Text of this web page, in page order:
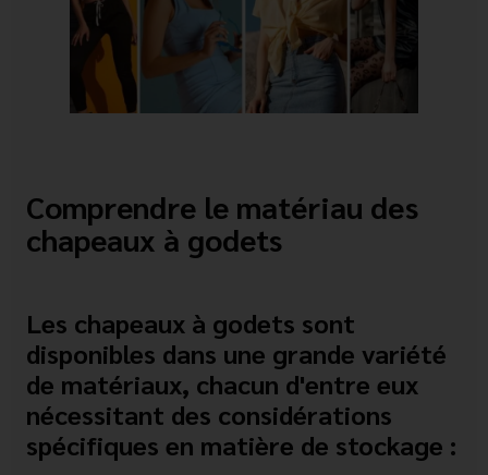
Comprendre le matériau des
chapeaux à godets
Les chapeaux à godets sont
disponibles dans une grande variété
de matériaux, chacun d'entre eux
nécessitant des considérations
spécifiques en matière de stockage :